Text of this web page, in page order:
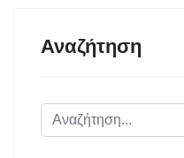
Αναζήτηση
Αναζήτηση...